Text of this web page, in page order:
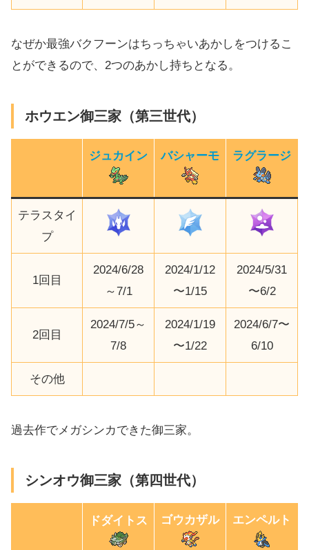
なぜか最強バクフーンはちっちゃいあかしをつけるこ
とができるので、2つのあかし持ちとなる。
ホウエン御三家（第三世代）
ジュカイン バシャーモ ラグラージ
テラスタイ
プ
1回目
2024/6/28
～7/1
2024/1/12
〜1/15
2024/5/31
〜6/2
2回目
2024/7/5～
7/8
2024/1/19
〜1/22
2024/6/7〜
6/10
その他
過去作でメガシンカできた御三家。
シンオウ御三家（第四世代）
ドダイトス ゴウカザル エンペルト